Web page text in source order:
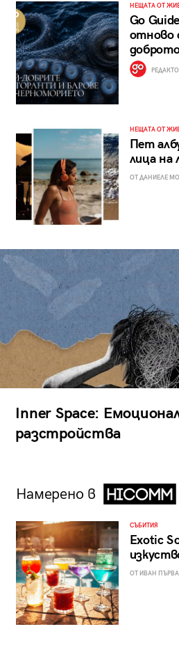
НЕЩАТА ОТ
Go
отново
НЕЩАТА ОТ
Пет
лица на
ОТ ДАНИЕЛЕ
Inner Space:
разстройства
Намерено в
СЪБИТИЯ
Exotic
ОТ ИВАН